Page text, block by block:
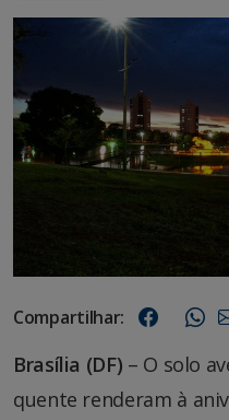
Compartilhar:
Brasília (DF) – O solo
quente renderam à